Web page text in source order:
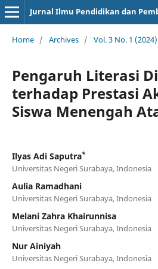
Jurnal Ilmu Pendidikan dan
Home / Archives / Vol. 3 No. 1
Pengaruh Literasi
terhadap Prestasi
Siswa Menengah
Ilyas Adi Saputra*
Universitas Negeri Surabaya, Indonesia
Aulia Ramadhani
Universitas Negeri Surabaya, Indonesia
Melani Zahra Khairunnisa
Universitas Negeri Surabaya, Indonesia
Nur Ainiyah
Universitas Negeri Surabaya, Indonesia